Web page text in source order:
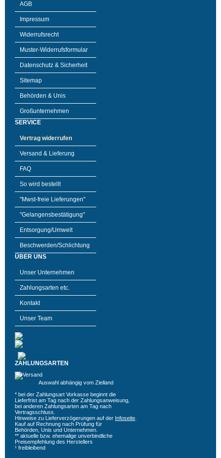
AGB
Impressum
Widerrufsrecht
Muster-Widerrufsformular
Datenschutz & Sicherheit
Sitemap
Behörden & Unis
Großunternehmen
SERVICE
Vertrag widerrufen
Versand & Lieferung
FAQ
So wird bestellt
"Mwst-freie Lieferungen"
"Gelangensbestätigung"
Entsorgung/Umwelt
Beschwerden/Schlichtung
ÜBER UNS
Unser Unternehmen
Zahlungsarten etc.
Kontakt
Unser Team
ZAHLUNGSARTEN
Auswahl abhängig vom Zielland
* bei der Zahlungsart Vorkasse beginnt die
Lieferfrist am Tag nach der Zahlungsanweisung,
bei anderen Zahlungsarten am Tag nach
Vertragsschluss.
Hinweise zu Lieferverzögerungen auf der Infoseite
Kauf auf Rechnung nach Prüfung für
Behörden, Unis und Unternehmen.
** aktuelle bzw. ehemalige unverbindliche
Preisempfehlung des Herstellers
¹ freibleibend